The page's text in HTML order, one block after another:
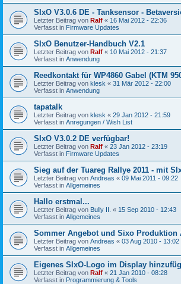
SIxO V3.0.6 DE - Tanksensor -
Letzter Beitrag von Ralf « 16 Mai 2012 - 22:36
Verfasst in Firmware Updates
SIxO Benutzer-Handbuch V2.1
Letzter Beitrag von Ralf « 10 Mai 2012 - 21:37
Verfasst in Anwendung
Reedkontakt für WP4860 Gabel (KTM
Letzter Beitrag von klesk « 31 Mär 2012 - 22:00
Verfasst in Anwendung
tapatalk
Letzter Beitrag von klesk « 29 Jan 2012 - 21:59
Verfasst in Anregungen / Wish List
SIxO V3.0.2 DE verfügbar!
Letzter Beitrag von Ralf « 23 Jan 2012 - 23:19
Verfasst in Firmware Updates
Sieg auf der Tuareg Rallye 2011 - mit
Letzter Beitrag von Andreas « 09 Mai 2011 - 09:22
Verfasst in Allgemeines
Hallo erstmal...
Letzter Beitrag von Bully II. « 15 Sep 2010 - 12:43
Verfasst in Allgemeines
Sommer Angebot und Sixo Produktion
Letzter Beitrag von Andreas « 03 Aug 2010 - 13:02
Verfasst in Allgemeines
Eigenes SIxO-Logo im Display
Letzter Beitrag von Ralf « 21 Jan 2010 - 08:28
Verfasst in Programmierung & Tools